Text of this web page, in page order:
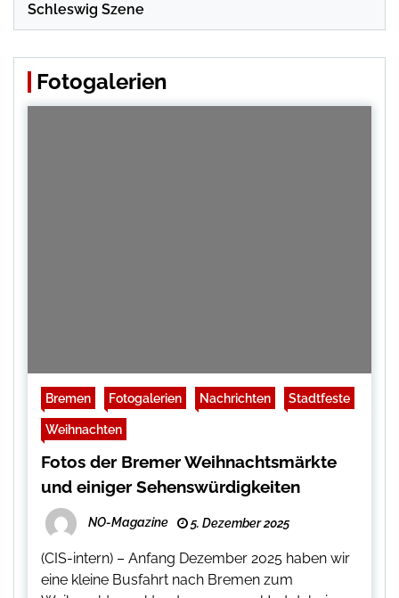
Schleswig Szene
Fotogalerien
Bremen Fotogalerien Nachrichten Stadtfeste
Weihnachten
Fotos der Bremer Weihnachtsmärkte
und einiger Sehenswürdigkeiten
NO-Magazine 5. Dezember 2025
(CIS-intern) – Anfang Dezember 2025 haben wir
eine kleine Busfahrt nach Bremen zum